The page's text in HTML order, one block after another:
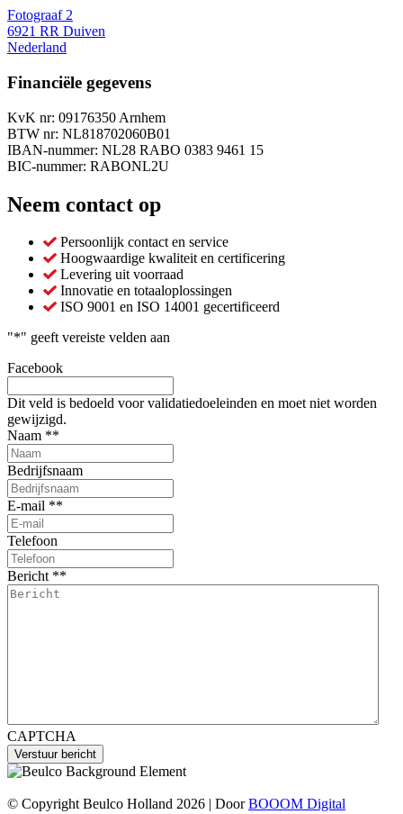
Fotograaf 2
6921 RR Duiven
Nederland
Financiële gegevens
KvK nr: 09176350 Arnhem
BTW nr: NL818702060B01
IBAN-nummer: NL28 RABO 0383 9461 15
BIC-nummer: RABONL2U
Neem contact op
Persoonlijk contact en service
Hoogwaardige kwaliteit en certificering
Levering uit voorraad
Innovatie en totaaloplossingen
ISO 9001 en ISO 14001 gecertificeerd
"*" geeft vereiste velden aan
Facebook
Dit veld is bedoeld voor validatiedoeleinden en moet niet worden
gewijzigd.
Naam **
Bedrijfsnaam
E-mail **
Telefoon
Bericht **
CAPTCHA
© Copyright Beulco Holland 2026 | DoorBOOOM Digital